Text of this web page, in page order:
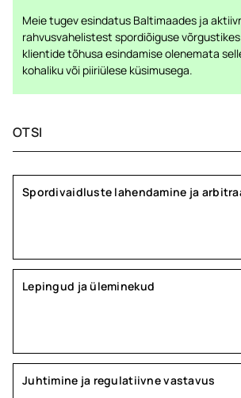
Meie tugev esindatus Baltimaades ja
rahvusvahelistest spordiõiguse
klientide tõhusa esindamise olenemata
kohaliku või piiriülese küsimusega.
Spordivaidluste lahendamine ja
Lepingud ja üleminekud
Juhtimine ja regulatiivne vastavus